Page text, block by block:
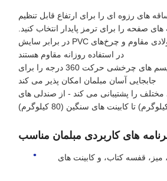
های رزوه ای را برای ارتفاع قابل تنظیم
های صفحه را برای ترمز پایدار انتخاب کنید.
دوام بیشتر: ساختار فولادی مقاوم و چرخ‌های PVC در برابر سایش
در استفاده روزانه مقاوم هستند
تحرک صاف: مکانیسم های چرخشی حرکت 360 درجه را برای
جابجایی آسان مبلمان امکان پذیر می کند
مختلف را پشتیبانی می کند - از صندلی های
های کاربردی مبلمان مناسب
میز، قفسه کتاب، و کابینت های